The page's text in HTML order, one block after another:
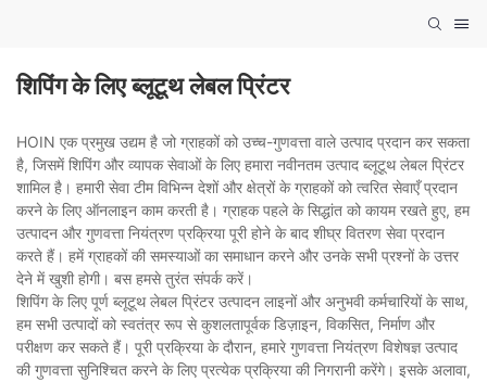
शिपिंग के लिए ब्लूटूथ लेबल प्रिंटर
HOIN एक प्रमुख उद्यम है जो ग्राहकों को उच्च-गुणवत्ता वाले उत्पाद प्रदान कर सकता
है, जिसमें शिपिंग और व्यापक सेवाओं के लिए हमारा नवीनतम उत्पाद ब्लूटूथ लेबल प्रिंटर
शामिल है। हमारी सेवा टीम विभिन्न देशों और क्षेत्रों के ग्राहकों को त्वरित सेवाएँ प्रदान
करने के लिए ऑनलाइन काम करती है। ग्राहक पहले के सिद्धांत को कायम रखते हुए, हम
उत्पादन और गुणवत्ता नियंत्रण प्रक्रिया पूरी होने के बाद शीघ्र वितरण सेवा प्रदान
करते हैं। हमें ग्राहकों की समस्याओं का समाधान करने और उनके सभी प्रश्नों के उत्तर
देने में खुशी होगी। बस हमसे तुरंत संपर्क करें।
शिपिंग के लिए पूर्ण ब्लूटूथ लेबल प्रिंटर उत्पादन लाइनों और अनुभवी कर्मचारियों के साथ,
हम सभी उत्पादों को स्वतंत्र रूप से कुशलतापूर्वक डिज़ाइन, विकसित, निर्माण और
परीक्षण कर सकते हैं। पूरी प्रक्रिया के दौरान, हमारे गुणवत्ता नियंत्रण विशेषज्ञ उत्पाद
की गुणवत्ता सुनिश्चित करने के लिए प्रत्येक प्रक्रिया की निगरानी करेंगे। इसके अलावा,